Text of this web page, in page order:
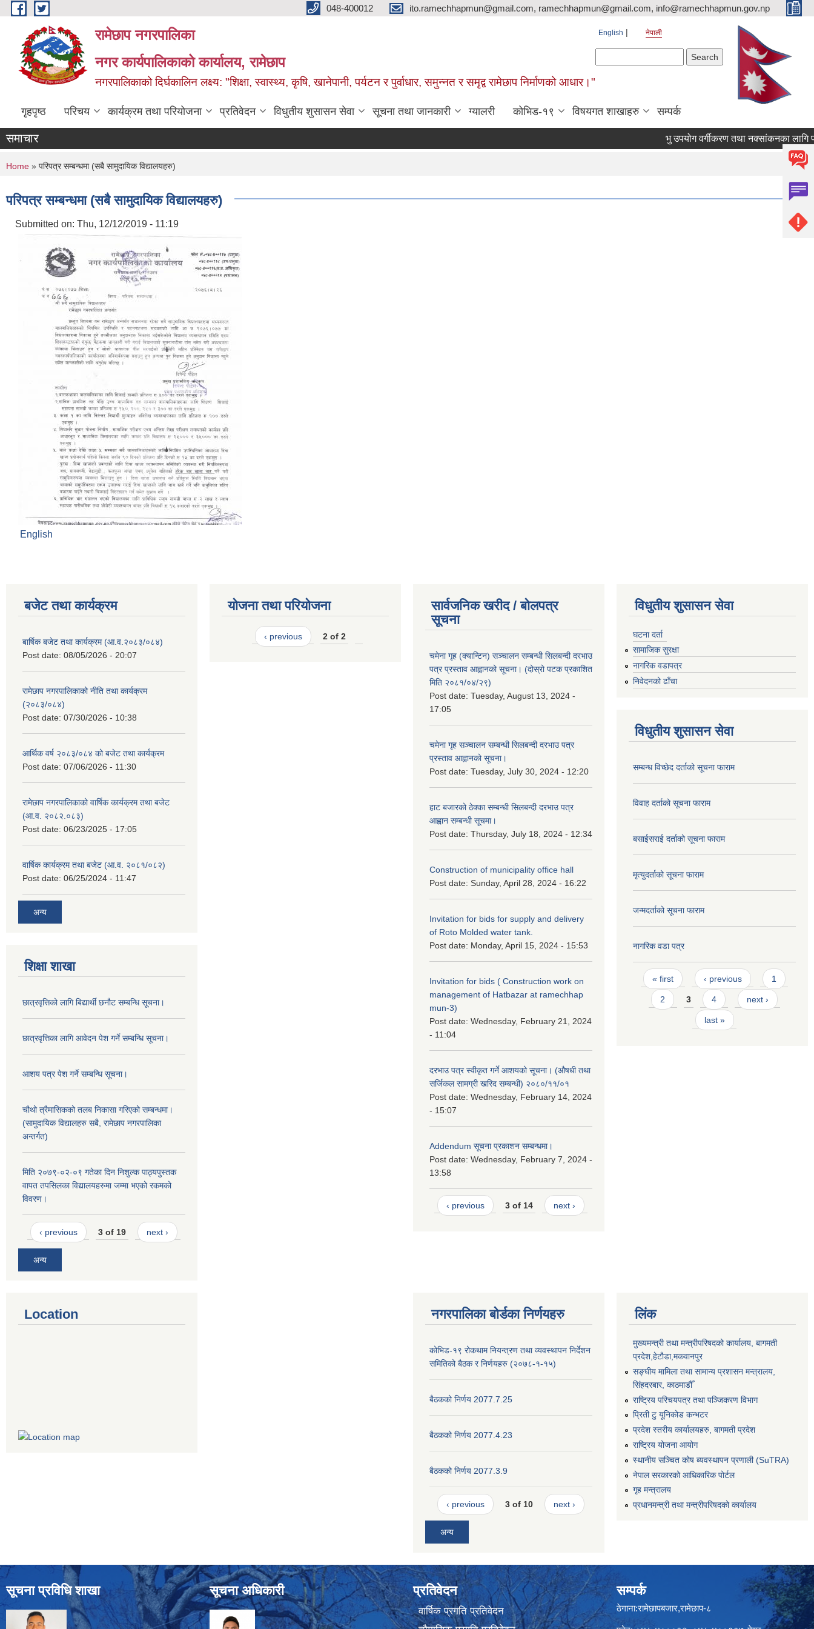
Skip to main content 048-400012 ito.ramechhapmun@gmail.com, ramechhapmun@gmail.com, info@ramechhapmun.gov.np
रामेछाप नगरपालिका
नगर कार्यपालिकाको कार्यालय, रामेछाप
नगरपालिकाको दिर्घकालिन लक्ष्य: "शिक्षा, स्वास्थ्य, कृषि, खानेपानी, पर्यटन र पुर्वाधार, समुन्नत र समृद्व रामेछाप निर्माणको आधार।"
English नेपाली
गृहपृष्ठ परिचय कार्यक्रम तथा परियोजना प्रतिवेदन विधुतीय शुसासन सेवा सूचना तथा जानकारी ग्यालरी कोभिड-१९ विषयगत शाखाहरु सम्पर्क
समाचार भु उपयोग वर्गीकरण तथा नक्सांकनका लागि
You are here
Home » परिपत्र सम्बन्धमा (सबै सामुदायिक विद्यालयहरु)
परिपत्र सम्बन्धमा (सबै सामुदायिक विद्यालयहरु)
Submitted on: Thu, 12/12/2019 - 11:19
English
बजेट तथा कार्यक्रम
बार्षिक बजेट तथा कार्यक्रम (आ.व.२०८३/०८४)
Post date: 08/05/2026 - 20:07
रामेछाप नगरपालिकाको नीति तथा कार्यक्रम
(२०८३/०८४)
Post date: 07/30/2026 - 10:38
आर्थिक वर्ष २०८३/०८४ को बजेट तथा कार्यक्रम
Post date: 07/06/2026 - 11:30
रामेछाप नगरपालिकाको वार्षिक कार्यक्रम तथा बजेट
(आ.व. २०८२.०८३)
Post date: 06/23/2025 - 17:05
वार्षिक कार्यक्रम तथा बजेट (आ.व. २०८१/०८२)
Post date: 06/25/2024 - 11:47
अन्य
शिक्षा शाखा
छात्रवृत्तिको लागि बिद्यार्थी छनौट सम्बन्धि सूचना।
छात्रवृत्तिका लागि आवेदन पेश गर्ने सम्बन्धि सूचना।
आशय पत्र पेश गर्ने सम्बन्धि सूचना।
चौथो त्रैमासिकको तलब निकासा गरिएको सम्बन्धमा।
(सामुदायिक विद्यालहरु सबै, रामेछाप नगरपालिका
अन्तर्गत)
मिति २०७९-०२-०९ गतेका दिन निशुल्क पाठ्यपुस्तक
वापत तपसिलका विद्यालयहरुमा जम्मा भएको रकमको
विवरण।
‹ previous 3 of 19 next ›
अन्य
योजना तथा परियोजना
‹ previous 2 of 2
सार्वजनिक खरीद / बोलपत्र
सूचना
चमेना गृह (क्यान्टिन) सञ्चालन सम्बन्धी सिलबन्दी दरभाउ
पत्र प्रस्ताव आह्वानको सूचना। (दोस्रो पटक प्रकाशित
मिति २०८१/०४/२९)
Post date: Tuesday, August 13, 2024 -
17:05
चमेना गृह सञ्चालन सम्बन्धी सिलबन्दी दरभाउ पत्र
प्रस्ताव आह्वानको सूचना।
Post date: Tuesday, July 30, 2024 - 12:20
हाट बजारको ठेक्का सम्बन्धी सिलबन्दी दरभाउ पत्र
आह्वान सम्बन्धी सूचमा।
Post date: Thursday, July 18, 2024 - 12:34
Construction of municipality office hall
Post date: Sunday, April 28, 2024 - 16:22
Invitation for bids for supply and delivery
of Roto Molded water tank.
Post date: Monday, April 15, 2024 - 15:53
Invitation for bids ( Construction work on
management of Hatbazar at ramechhap
mun-3)
Post date: Wednesday, February 21, 2024
- 11:04
दरभाउ पत्र स्वीकृत गर्ने आशयको सूचना। (औषधी तथा
सर्जिकल सामग्री खरिद सम्बन्धी) २०८०/११/०१
Post date: Wednesday, February 14, 2024
- 15:07
Addendum सूचना प्रकाशन सम्बन्धमा।
Post date: Wednesday, February 7, 2024 -
13:58
‹ previous 3 of 14 next ›
विधुतीय शुसासन सेवा
घटना दर्ता
सामाजिक सुरक्षा
नागरिक वडापत्र
निवेदनको ढाँचा
विधुतीय शुसासन सेवा
सम्बन्ध विच्छेद दर्ताको सूचना फाराम
विवाह दर्ताको सूचना फाराम
बसाईसराई दर्ताको सूचना फाराम
मृत्युदर्ताको सूचना फाराम
जन्मदर्ताको सूचना फाराम
नागरिक वडा पत्र
Pages
« first ‹ previous 1
2 3 4 next ›
last »
Location नगरपालिका बोर्डका निर्णयहरु
कोभिड-१९ रोकथाम नियन्त्रण तथा व्यवस्थापन निर्देशन
समितिको बैठक र निर्णयहरु (२०७८-१-१५)
बैठकको निर्णय 2077.7.25
बैठकको निर्णय 2077.4.23
बैठकको निर्णय 2077.3.9
‹ previous 3 of 10 next ›
अन्य
लिंक
मुख्यमन्त्री तथा मन्त्रीपरिषदको कार्यालय, बागमती
प्रदेश,हेटाैडा,मकवानपुर
सङ्‍घीय मामिला तथा सामान्य प्रशासन मन्त्रालय,
सिंहदरबार, काठमाडौँ
राष्ट्रिय परिचयपत्र तथा पञ्जिकरण विभाग
प्रिती टु यूनिकोड कन्भटर
प्रदेश स्तरीय कार्यालयहरु, बागमती प्रदेश
राष्ट्रिय योजना आयोग
स्थानीय सञ्चित कोष ब्यवस्थापन प्रणाली (SuTRA)
नेपाल सरकारको आधिकारिक पोर्टल
गृह मन्त्रालय
प्रधानमन्त्री तथा मन्त्रीपरिषदको कार्यालय
सूचना प्रविधि शाखा सूचना अधिकारी प्रतिवेदन
वार्षिक प्रगति प्रतिवेदन
सम्पर्क
ठेगाना:रामेछापबजार,रामेछाप-८